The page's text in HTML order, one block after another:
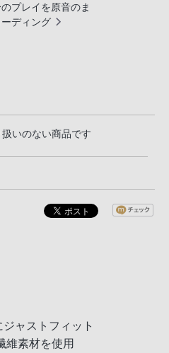
プレイを原音のま
ディング
いのない商品です
ャストフィット
維素材を使用